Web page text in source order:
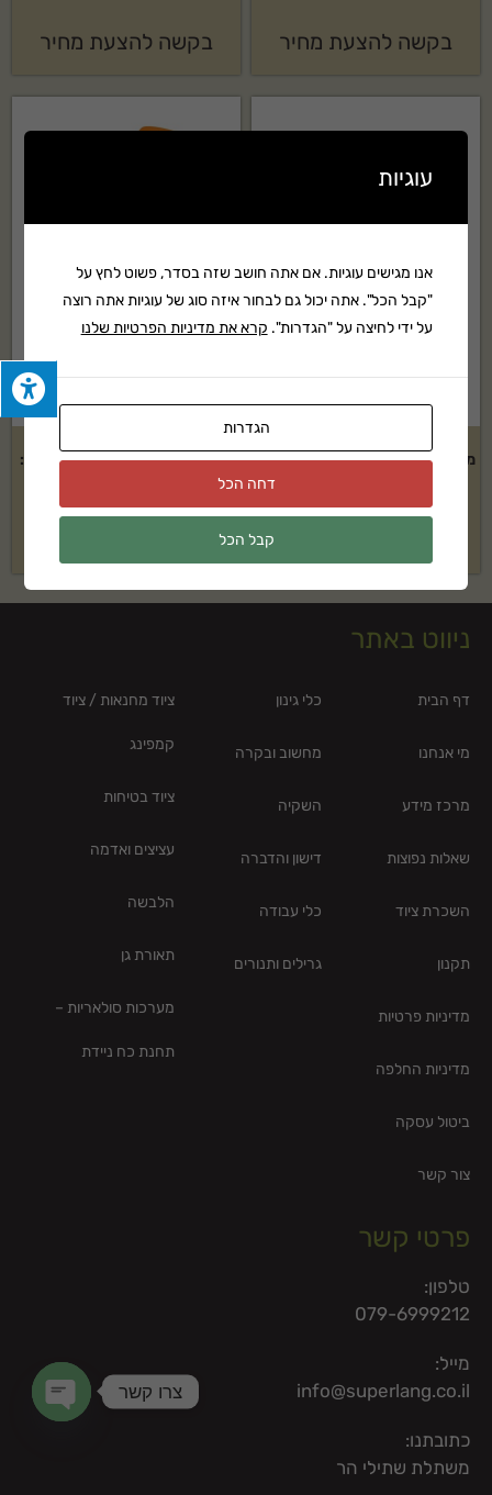
בקשה להצעת מחיר בקשה להצעת מחיר
מרסקת גזם מוטורית STIHL דגם –
מרסקת גזם מוטורית STIHL דגם:
ניווט באתר
דף הבית
מי אנחנו
מרכז מידע
שאלות נפוצות
השכרת ציוד
תקנון
מדיניות פרטיות
מדיניות החלפה
ביטול עסקה
צור קשר
כלי גינון
מחשוב ובקרה
השקיה
דישון והדברה
כלי עבודה
גרילים ותנורים
ציוד מחנאות / ציוד
קמפינג
ציוד בטיחות
עציצים ואדמה
הלבשה
תאורת גן
מערכות סולאריות –
תחנת כח ניידת
פרטי קשר
טלפון:
079-6999212
מייל:
info@superlang.co.il
כתובתנו:
משתלת שתילי הר
עוגיות
אנו מגישים עוגיות. אם אתה חושב שזה בסדר, פשוט לחץ על
"קבל הכל". אתה יכול גם לבחור איזה סוג של עוגיות אתה רוצה
על ידי לחיצה על "הגדרות". קרא את מדיניות הפרטיות שלנו
הגדרות
דחה הכל
קבל הכל
צרו קשר